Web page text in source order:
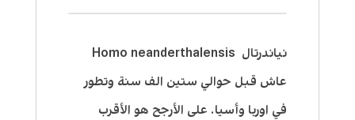
نياندرتال Homo neanderthalensis
عاش قبل حوالي ستين الف سنة وتطور
في اوربا وأسيا. على الأرجح هو الأقرب